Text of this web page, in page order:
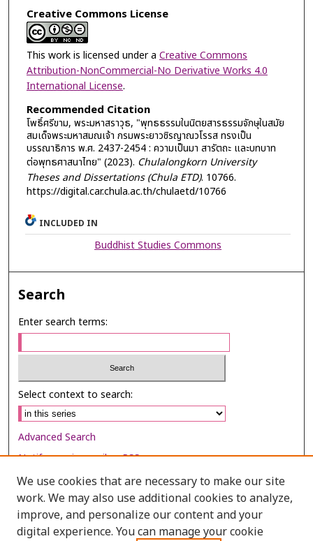
Creative Commons License
This work is licensed under a Creative Commons
Attribution-NonCommercial-No Derivative Works 4.0
International License.
Recommended Citation
โพธิ์ศรีขาม, พระมหาสราวุธ, "พุทธธรรมในนิตยสารธรรมจักษุในสมัย
สมเด็จพระมหาสมณเจ้า กรมพระยาวชิรญาณวโรรส ทรงเป็น
บรรณาธิการ พ.ศ. 2437-2454 : ความเป็นมา สารัตถะ และบทบาท
ต่อพุทธศาสนาไทย" (2023). Chulalongkorn University
Theses and Dissertations (Chula ETD). 10766.
https://digital.car.chula.ac.th/chulaetd/10766
INCLUDED IN
Buddhist Studies Commons
Search
Enter search terms:
Select context to search:
Advanced Search
Notify me via email orRSS
Browse
Collections
Disciplines
We use cookies that are necessary to make our site
work. We may also use additional cookies to analyze,
improve, and personalize our content and your
digital experience. You can manage your cookie